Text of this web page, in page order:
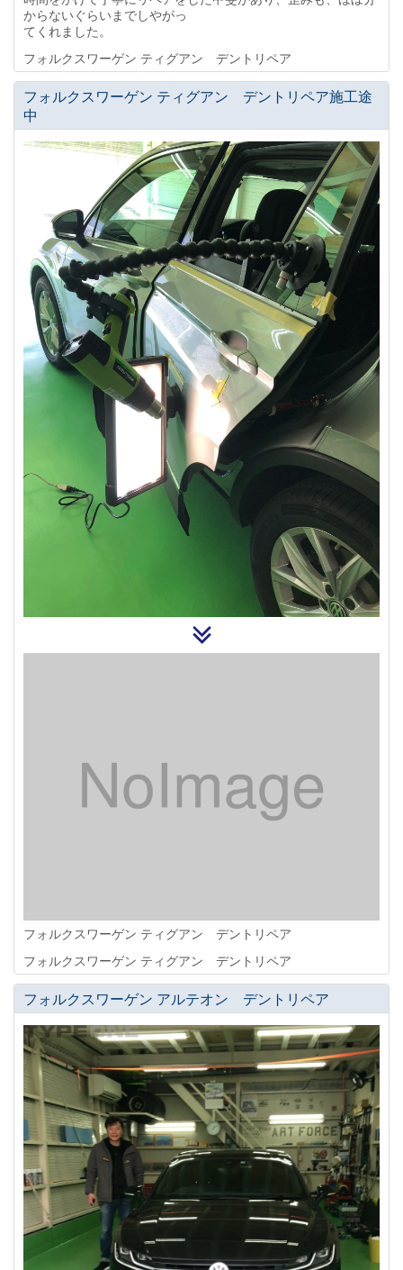
からないぐらいまでしやがっ
てくれました。
フォルクスワーゲン ティグアン デントリペア
フォルクスワーゲン ティグアン デントリペア施工途
中
フォルクスワーゲン ティグアン デントリペア
フォルクスワーゲン ティグアン デントリペア
フォルクスワーゲン アルテオン デントリペア